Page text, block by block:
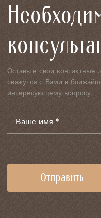
Оставьте свои
свяжутся с Вами в
интересующему вопросу
Ваше имя *